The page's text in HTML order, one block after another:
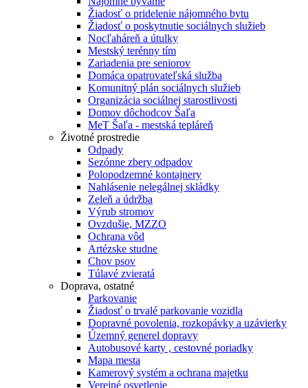
Žiadosť o pridelenie nájomného bytu
Žiadosť o poskytnutie sociálnych služieb
Nocľaháreň a útulky
Mestský terénny tím
Zariadenia pre seniorov
Domáca opatrovateľská služba
Komunitný plán sociálnych služieb
Organizácia sociálnej starostlivosti
Domov dôchodcov Šaľa
MeT Šaľa - mestská tepláreň
Životné prostredie
Odpady
Sezónne zbery odpadov
Polopodzemné kontajnery
Nahlásenie nelegálnej skládky
Zeleň a údržba
Výrub stromov
Ovzdušie, MZZO
Ochrana vôd
Artézske studne
Chov psov
Túlavé zvieratá
Doprava, ostatné
Parkovanie
Žiadosť o trvalé parkovanie vozidla
Dopravné povolenia, rozkopávky a uzávierky
Územný generel dopravy
Autobusové karty , cestovné poriadky
Mapa mesta
Kamerový systém a ochrana majetku
Verejné osvetlenie